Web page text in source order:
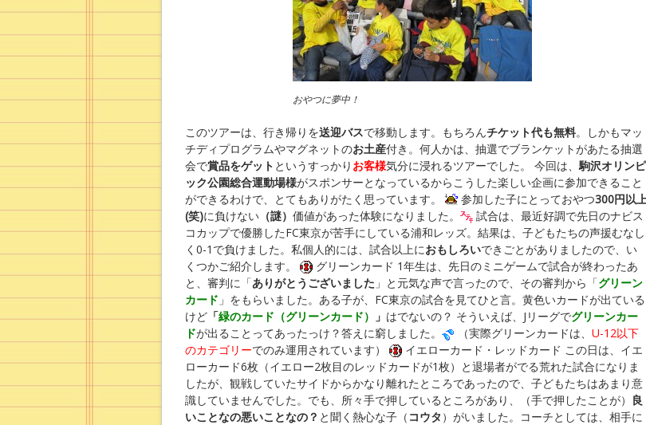
おやつに夢中！
このツアーは、行き帰りを送迎バスで移動します。もちろんチケット代も無料。しかもマッ
チディプログラムやマグネットのお土産付き。何人かは、抽選でブランケットがあたる抽選
会で賞品をゲット というすっかり お客様気分に浸れるツアーでした。 今回は、駒沢オリンピ
ック公園総合運動場様がスポンサーとなっているからこうした楽しい企画に参加できること
ができるわけで、とてもありがたく思っています。
参加した子にとっておやつ300円以
(笑)に負けない （謎） 価値があった体験になりました。
試合は、最近好調で先日のナビス
コカップで優勝したFC東京が苦手にしている浦和レッズ。結果は、子どもたちの声援むなし
く0-1で負けました。私個人的には、試合以上におもしろいできごとがありましたので、い
くつかご紹介します。
グリーンカード 1年生は、先日のミニゲームで試合が終わったあ
と、審判に「ありがとうございました 」と元気な声で言ったので、その審判から「グリーン
カード 」をもらいました。ある子が、FC東京の試合を見てひと言。黄色いカードが出ている
けど 「緑のカード（グリーンカード） 」 はでないの？ そういえば、Jリーグでグリーンカー
ドが出ることってあったっけ？答えに窮しました。 （実際グリーンカードは、 U-12以下
のカテゴリーでのみ運用されています）
イエローカード・レッドカード この日は、イエ
ローカード6枚（イエロー2枚目のレッドカードが1枚）と退場者がでる荒れた試合になりま
したが、観戦していたサイドからかなり離れたところであったので、子どもたちはあまり意
識していませんでした。でも、所々手で押しているところがあり、（手で押したことが） 良
いことなの悪いことなの？ と聞く熱心な子（ コウタ ）がいました。コーチとしては、相手に